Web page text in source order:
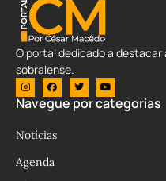
O portal dedicado a destacar
sobralense.
Navegue por categorias
Notícias
Agenda